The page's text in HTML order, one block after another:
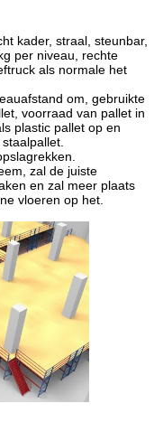
kader, straal, steunbar,
per niveau, rechte
als normale het
om, gebruikte
voorraad van pallet in
plastic pallet op en
zal de juiste
en zal meer plaats
vloeren op het.